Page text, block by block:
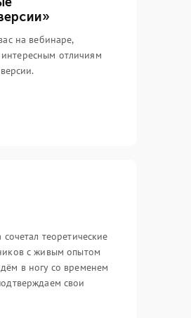
ITIL
на ряд стереотипов, которые
сложились среди айтишников (и
только) по отношению к данной
на вебинаре,
отличиям
теоретические
с живым опытом
в ногу со временем
свои